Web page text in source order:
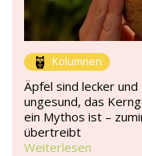
Kolumnen
Äpfel sind lecker
ungesund, das
ein Mythos ist –
übertreibt
Weiterlesen